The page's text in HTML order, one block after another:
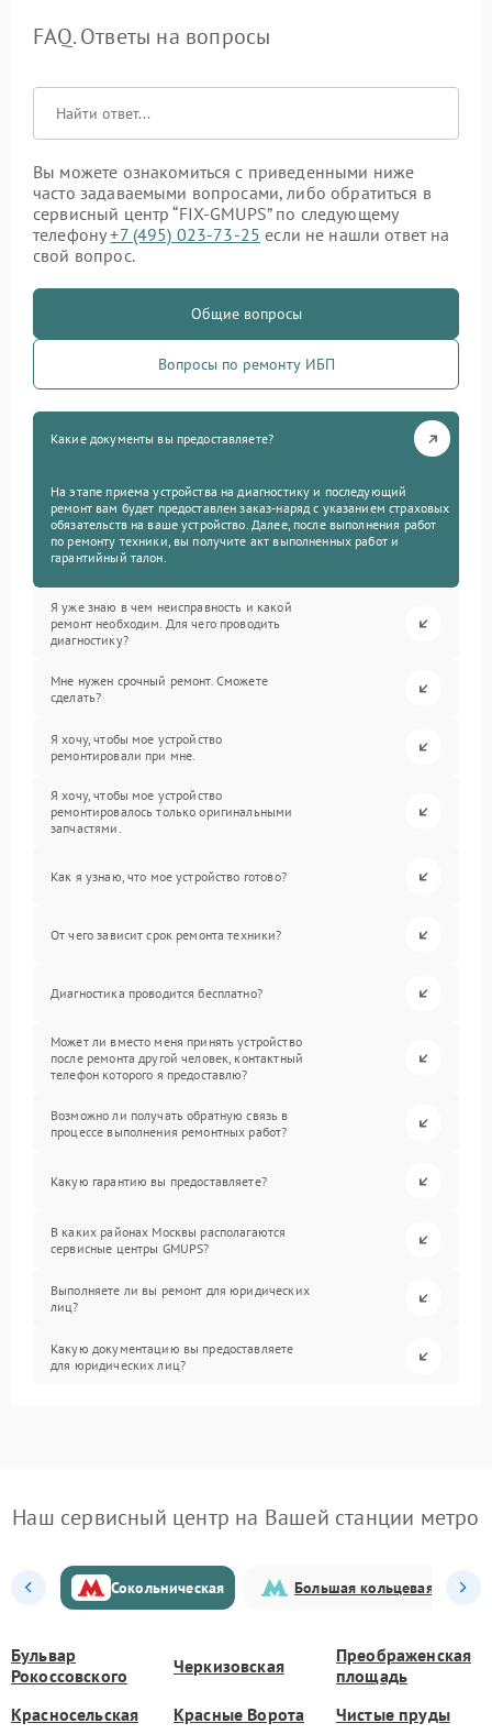
FAQ. Ответы на вопросы
Вы можете ознакомиться с приведенными ниже
часто задаваемыми вопросами, либо обратиться в
сервисный центр “FIX-GMUPS” по следующему
телефону+7 (495) 023-73-25 если не нашли ответ на
свой вопрос.
Общие вопросы
Вопросы по ремонту ИБП
Какие документы вы предоставляете?
На этапе приема устройства на диагностику и последующий
ремонт вам будет предоставлен заказ-наряд с указанием страховых
обязательств на ваше устройство. Далее, после выполнения работ
по ремонту техники, вы получите акт выполненных работ и
гарантийный талон.
Я уже знаю в чем неисправность и какой
ремонт необходим. Для чего проводить
диагностику?
Мне нужен срочный ремонт. Сможете
сделать?
Я хочу, чтобы мое устройство
ремонтировали при мне.
Я хочу, чтобы мое устройство
ремонтировалось только оригинальными
запчастями.
Как я узнаю, что мое устройство готово?
От чего зависит срок ремонта техники?
Диагностика проводится бесплатно?
Может ли вместо меня принять устройство
после ремонта другой человек, контактный
телефон которого я предоставлю?
Возможно ли получать обратную связь в
процессе выполнения ремонтных работ?
Какую гарантию вы предоставляете?
В каких районах Москвы располагаются
сервисные центры GMUPS?
Выполняете ли вы ремонт для юридических
лиц?
Какую документацию вы предоставляете
для юридических лиц?
Наш сервисный центр на Вашей станции метро
Сокольническая Большая кольцевая
Бульвар
Рокоссовского
Черкизовская
Преображенская
площадь
Красносельская
Красные Ворота Чистые пруды